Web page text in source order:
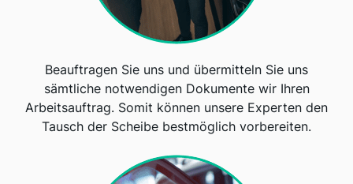
Beauftragen Sie uns und übermitteln Sie uns
sämtliche notwendigen Dokumente wir Ihren
Arbeitsauftrag. Somit können unsere Experten den
Tausch der Scheibe bestmöglich vorbereiten.